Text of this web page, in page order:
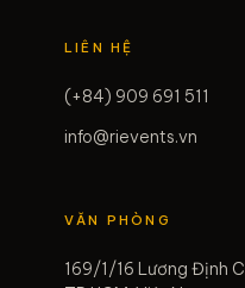
LIÊN HỆ
(+84) 909 691 511
info@rievents.vn
VĂN PHÒNG
169/1/16 Lương Định